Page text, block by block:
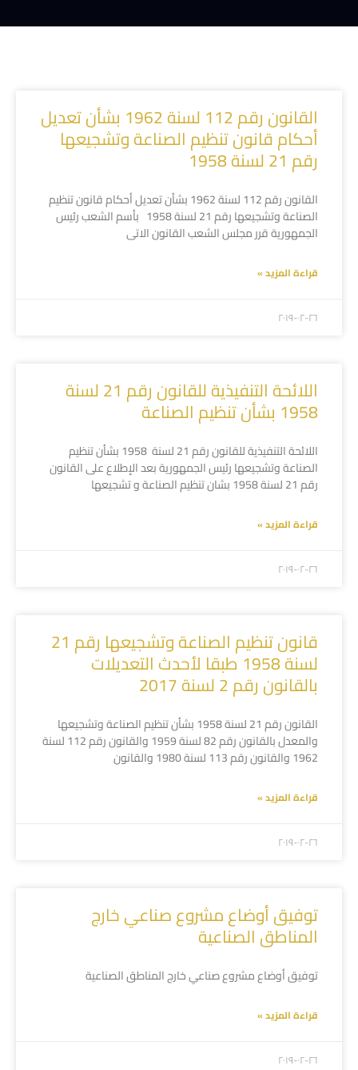
القانون رقم 112 لسنة 1962 بشأن تعديل
أحكام قانون تنظيم الصناعة وتشجيعها
رقم 21 لسنة 1958
القانون رقم 112 لسنة 1962 بشأن تعديل أحكام قانون تنظيم
الصناعة وتشجيعها رقم 21 لسنة 1958 بأسم الشعب رئيس
الجمهورية قرر مجلس الشعب القانون الاتى
قراءة المزيد »
۲۰۱۹-۰۲-۲٦
اللائحة التنفيذية للقانون رقم 21 لسنة
1958 بشأن تنظيم الصناعة
اللائحة التنفيذية للقانون رقم 21 لسنة 1958 بشأن تنظيم
الصناعة وتشجيعها رئيس الجمهورية بعد الإطلاع على القانون
رقم 21 لسنة 1958 بشان تنظيم الصناعة و تشجيعها
قراءة المزيد »
۲۰۱۹-۰۲-۲٦
قانون تنظيم الصناعة وتشجيعها رقم 21
لسنة 1958 طبقا لأحدث التعديلات
بالقانون رقم 2 لسنة 2017
القانون رقم 21 لسنة 1958 بشأن تنظيم الصناعة وتشجيعها
والمعدل بالقانون رقم 82 لسنة 1959 والقانون رقم 112 لسنة
1962 والقانون رقم 113 لسنة 1980 والقانون
قراءة المزيد »
۲۰۱۹-۰۲-۲٦
توفيق أوضاع مشروع صناعي خارج
المناطق الصناعية
توفيق أوضاع مشروع صناعي خارج المناطق الصناعية
قراءة المزيد »
۲۰۱۹-۰۲-۲٦